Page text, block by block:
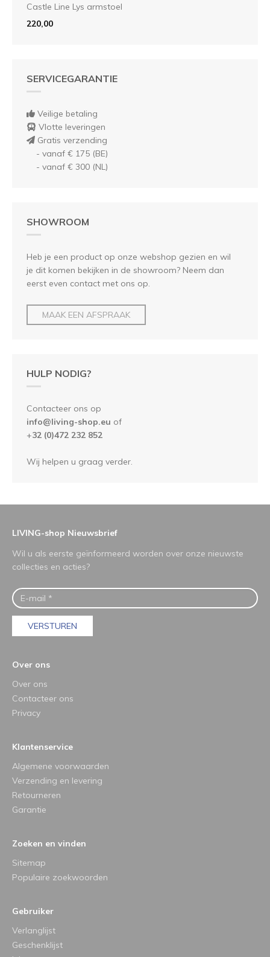
Castle Line Lys armstoel
220,00
SERVICEGARANTIE
Veilige betaling
Vlotte leveringen
Gratis verzending
- vanaf € 175 (BE)
- vanaf € 300 (NL)
SHOWROOM
Heb je een product op onze webshop gezien en wil
je dit komen bekijken in de showroom? Neem dan
eerst even contact met ons op.
MAAK EEN AFSPRAAK
HULP NODIG?
Contacteer ons op
info@living-shop.eu of
+32 (0)472 232 852
Wij helpen u graag verder.
LIVING-shop Nieuwsbrief
Wil u als eerste geïnformeerd worden over onze nieuwste
collecties en acties?
VERSTUREN
Over ons
Over ons
Contacteer ons
Privacy
Klantenservice
Algemene voorwaarden
Verzending en levering
Retourneren
Garantie
Zoeken en vinden
Sitemap
Populaire zoekwoorden
Gebruiker
Verlanglijst
Geschenklijst